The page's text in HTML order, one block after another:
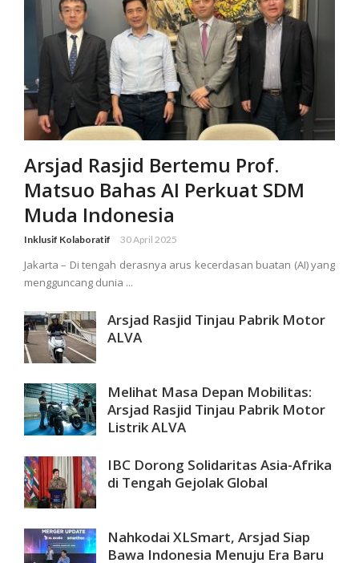
Arsjad Rasjid Bertemu Prof.
Matsuo Bahas AI Perkuat SDM
Muda Indonesia
Inklusif Kolaboratif 30 April 2025
Jakarta – Di tengah derasnya arus kecerdasan buatan (AI) yang
mengguncang dunia ...
Arsjad Rasjid Tinjau Pabrik Motor
ALVA
Melihat Masa Depan Mobilitas:
Arsjad Rasjid Tinjau Pabrik Motor
Listrik ALVA
IBC Dorong Solidaritas Asia-Afrika
di Tengah Gejolak Global
Nahkodai XLSmart, Arsjad Siap
Bawa Indonesia Menuju Era Baru